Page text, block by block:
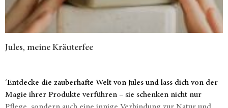
Jules, meine Kräuterfee
‘Entdecke die zauberhafte Welt von Jules und lass dich von der
Magie ihrer Produkte verführen – sie schenken nicht nur